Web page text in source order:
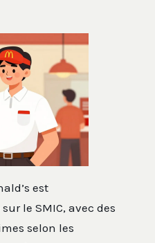
est
le SMIC, avec des
selon les